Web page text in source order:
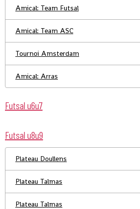
Amical: Team Futsal
Amical: Team ASC
Tournoi Amsterdam
Amical: Arras
Futsal u6u7
Futsal u8u9
Plateau Doullens
Plateau Talmas
Plateau Talmas